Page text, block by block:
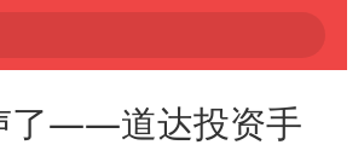
了——道达投资手